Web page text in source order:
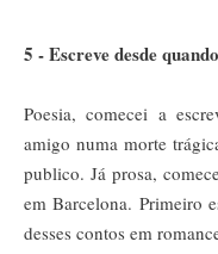
5 - Escreve desde
Poesia, comecei a
amigo numa morte
publico. Já prosa,
em Barcelona. Primeiro
desses contos em